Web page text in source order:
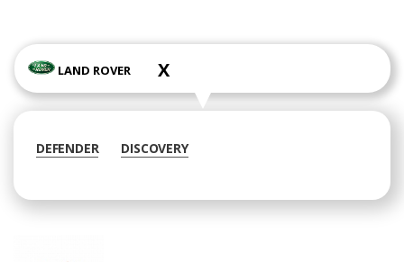
LAND ROVER X
DEFENDER DISCOVERY